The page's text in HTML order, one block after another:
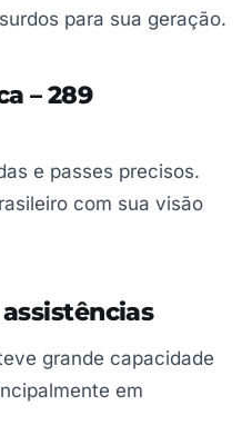
para sua geração.
– 289
e passes precisos.
com sua visão
assistências
grande capacidade
em